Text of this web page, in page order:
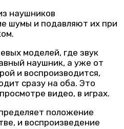
наушников
шумы и подавляют их при
моделей, где звук
наушник, а уже от
и воспроизводится,
сразу на оба. Это
видео, в играх.
положение
и воспроизведение